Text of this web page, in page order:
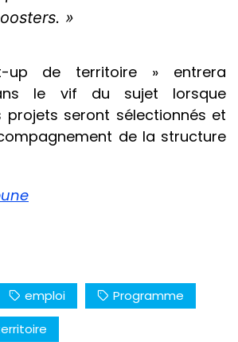
»
up de territoire » entrera
le vif du sujet lorsque
projets seront sélectionnés et
de la structure
emploi
Programme